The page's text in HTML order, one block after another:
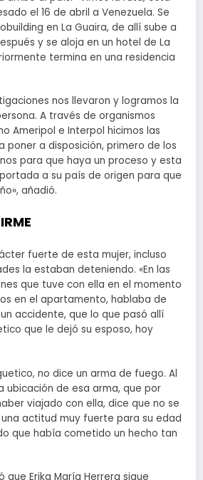
el 16 de abril a Venezuela. Se
en La Guaira, de allí sube a
y se aloja en un hotel de La
termina en una residencia
nos llevaron y logramos la
A través de organismos
Ameripol e Interpol hicimos las
poner a disposición, primero de los
para que haya un proceso y esta
a su país de origen para que
añadió.
fuerte de esta mujer, incluso
la estaban deteniendo. «En las
que tuve con ella en el momento
en el apartamento, hablaba de
accidente, que lo que pasó allí
que le dejó su esposo, hoy
no dice un arma de fuego. Al
ubicación de esa arma, que por
viajado con ella, dice que no se
actitud muy fuerte para su edad
que había cometido un hecho tan
que Erika María Herrera sigue